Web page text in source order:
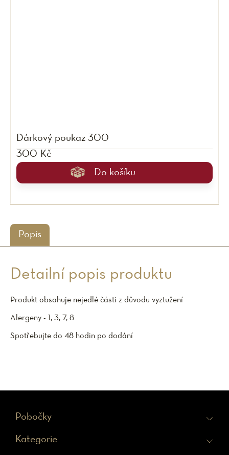
Dárkový poukaz 300
300 Kč
Do košíku
Popis
Detailní popis produktu
Produkt obsahuje nejedlé části z důvodu vyztužení
Alergeny - 1, 3, 7, 8
Spotřebujte do 48 hodin po dodání
Pobočky
Kategorie